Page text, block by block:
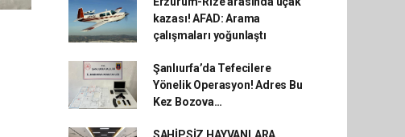
kazası! AFAD: Arama
çalışmaları yoğunlaştı
Şanlıurfa’da Tefecilere
Yönelik Operasyon! Adres Bu
Kez Bozova…
SAHİPSİZ HAYVANLARA